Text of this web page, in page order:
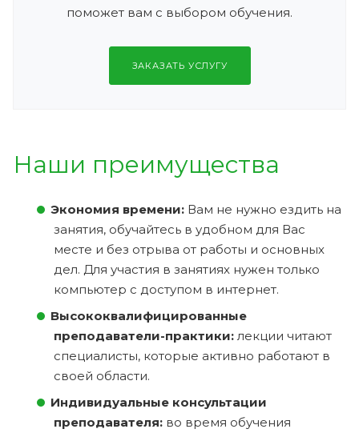
поможет вам с выбором обучения.
ЗАКАЗАТЬ УСЛУГУ
Наши преимущества
Экономия времени: Вам не нужно ездить на
занятия, обучайтесь в удобном для Вас
месте и без отрыва от работы и основных
дел. Для участия в занятиях нужен только
компьютер с доступом в интернет.
Высококвалифицированные
преподаватели-практики: лекции читают
специалисты, которые активно работают в
своей области.
Индивидуальные консультации
преподавателя: во время обучения